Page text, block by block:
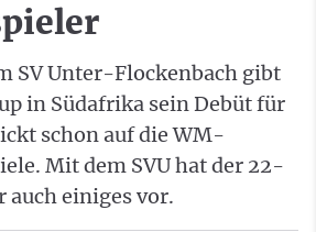
SV Unter-Flockenbach gibt
in Südafrika sein Debüt für
schon auf die WM-
Mit dem SVU hat der 22-
einiges vor.